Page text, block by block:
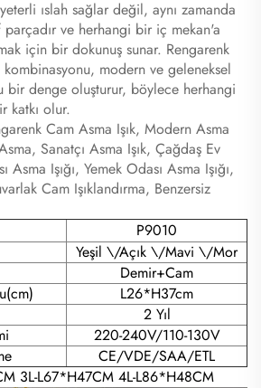
ıslah sağlar değil, aynı zamanda
ve herhangi bir iç mekan'a
için bir dokunuş sunar. Rengarenk
modern ve geleneksel
bir denge oluşturur, böylece herhangi
katkı olur.
Cam Asma Işık, Modern Asma
Sanatçı Asma Işık, Çağdaş Ev
Işığı, Yemek Odası Asma Işığı,
Cam Işıklandırma, Benzersiz
P9010
Yeşil \/Açık \/Mavi \/Mor
Demir+Cam
L26*H37cm
2 Yıl
220-240V/110-130V
CE/VDE/SAA/ETL
3L-L67*H47CM 4L-L86*H48CM